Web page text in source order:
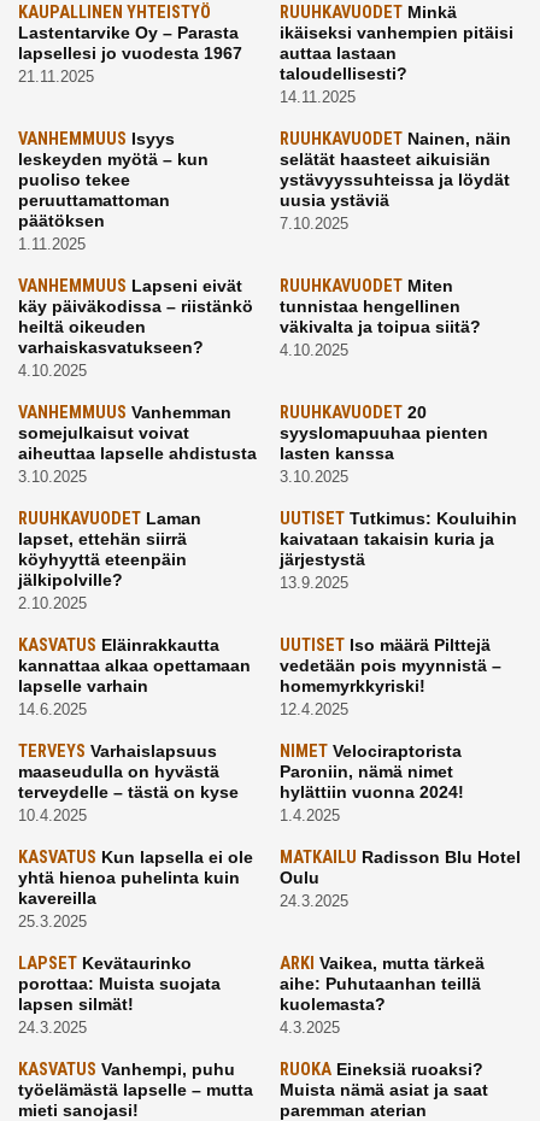
KAUPALLINEN YHTEISTYÖ
Lastentarvike Oy – Parasta
lapsellesi jo vuodesta 1967
21.11.2025
RUUHKAVUODETMinkä
ikäiseksi vanhempien pitäisi
auttaa lastaan
taloudellisesti?
14.11.2025
VANHEMMUUS Isyys
leskeyden myötä – kun
puoliso tekee
peruuttamattoman
päätöksen
1.11.2025
RUUHKAVUODETNainen, näin
selätät haasteet aikuisiän
ystävyyssuhteissa ja löydät
uusia ystäviä
7.10.2025
VANHEMMUUS Lapseni eivät
käy päiväkodissa – riistänkö
heiltä oikeuden
varhaiskasvatukseen?
4.10.2025
RUUHKAVUODETMiten
tunnistaa hengellinen
väkivalta ja toipua siitä?
4.10.2025
VANHEMMUUS Vanhemman
somejulkaisut voivat
aiheuttaa lapselle ahdistusta
3.10.2025
RUUHKAVUODET20
syyslomapuuhaa pienten
lasten kanssa
3.10.2025
RUUHKAVUODET Laman
lapset, ettehän siirrä
köyhyyttä eteenpäin
jälkipolville?
2.10.2025
UUTISETTutkimus: Kouluihin
kaivataan takaisin kuria ja
järjestystä
13.9.2025
KASVATUS Eläinrakkautta
kannattaa alkaa opettamaan
lapselle varhain
14.6.2025
UUTISETIso määrä Pilttejä
vedetään pois myynnistä –
homemyrkkyriski!
12.4.2025
TERVEYS Varhaislapsuus
maaseudulla on hyvästä
terveydelle – tästä on kyse
10.4.2025
NIMETVelociraptorista
Paroniin, nämä nimet
hylättiin vuonna 2024!
1.4.2025
KASVATUS Kun lapsella ei ole
yhtä hienoa puhelinta kuin
kavereilla
25.3.2025
MATKAILU Radisson Blu Hotel
Oulu
24.3.2025
LAPSET Kevätaurinko
porottaa: Muista suojata
lapsen silmät!
24.3.2025
ARKI Vaikea, mutta tärkeä
aihe: Puhutaanhan teillä
kuolemasta?
4.3.2025
KASVATUS Vanhempi, puhu
työelämästä lapselle – mutta
mieti sanojasi!
RUOKAEineksiä ruoaksi?
Muista nämä asiat ja saat
paremman aterian